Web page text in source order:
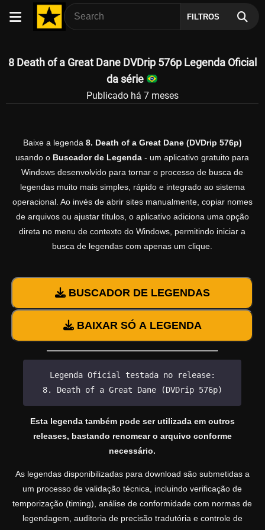
FILTROS
8 Death of a Great Dane DVDrip 576p Legenda Oficial
da série
Publicado há 7 meses
Baixe a legenda 8. Death of a Great Dane (DVDrip 576p)
usando o Buscador de Legenda - um aplicativo gratuito para
Windows desenvolvido para tornar o processo de busca de
legendas muito mais simples, rápido e integrado ao sistema
operacional. Ao invés de abrir sites manualmente, copiar nomes
de arquivos ou ajustar títulos, o aplicativo adiciona uma opção
direta no menu de contexto do Windows, permitindo iniciar a
busca de legendas com apenas um clique.
BUSCADOR DE LEGENDAS
BAIXAR SÓ A LEGENDA
Legenda Oficial testada no release:
8. Death of a Great Dane (DVDrip 576p)
Esta legenda também pode ser utilizada em outros
releases, bastando renomear o arquivo conforme
necessário.
As legendas disponibilizadas para download são submetidas a
um processo de validação técnica, incluindo verificação de
temporização (timing), análise de conformidade com normas de
legendagem, auditoria de precisão tradutória e controle de